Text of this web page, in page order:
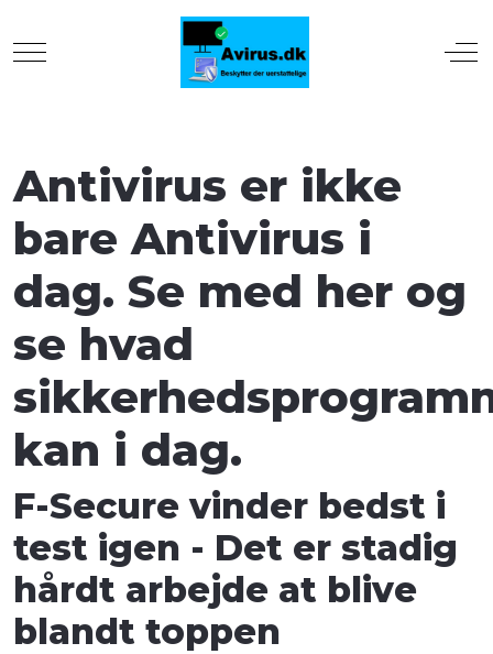
Mobile Menu Toggle
Antivirus er ikke
bare Antivirus i
dag. Se med her og
se hvad
kan i dag.
F-Secure vinder bedst i
test igen - Det er stadig
hårdt arbejde at blive
blandt toppen